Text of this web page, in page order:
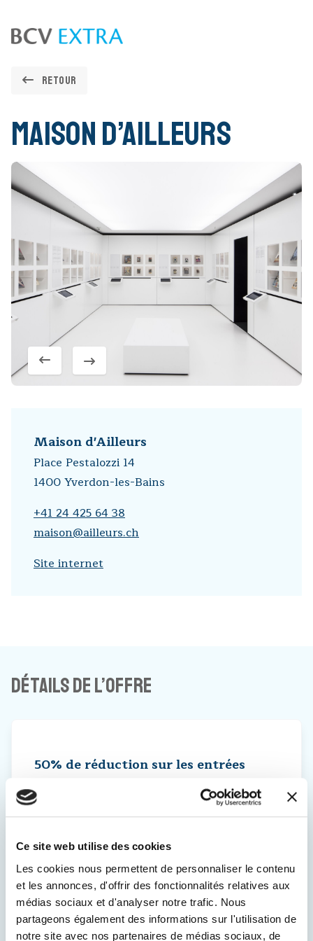
Ce site web utilise des cookies
Les cookies nous permettent de personnaliser le contenu
et les annonces, d'offrir des fonctionnalités relatives aux
médias sociaux et d'analyser notre trafic. Nous
partageons également des informations sur l'utilisation de
notre site avec nos partenaires de médias sociaux, de
Retour
Maison d’Ailleurs
Maison d'Ailleurs
Place Pestalozzi 14
1400 Yverdon-les-Bains
+41 24 425 64 38
maison@ailleurs.ch
Site internet
Détails de l’offre
50% de réduction sur les entrées
individuelles
Sur présentation de ma carte VISA Debit
mon entrée.
Valable pour les adultes, étudiants, AVS, AI
et chômeurs.